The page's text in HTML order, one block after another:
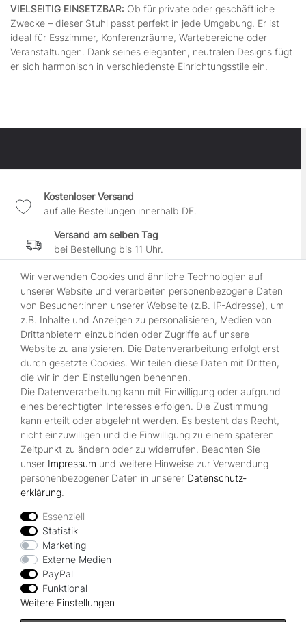
VIELSEITIG EINSETZBAR: Ob für private oder geschäftliche
Zwecke – dieser Stuhl passt perfekt in jede Umgebung. Er ist
ideal für Esszimmer, Konferenzräume, Wartebereiche oder
Veranstaltungen. Dank seines eleganten, neutralen Designs fügt
er sich harmonisch in verschiedenste Einrichtungsstile ein.
Kostenloser Versand
auf alle Bestellungen innerhalb DE.
Versand am selben Tag
bei Bestellung bis 11 Uhr.
30 Tage Widerrufsrecht
wenn es Dir nicht gefällt.
100% sichere Zahlung
durch SSL-gesicherte Kasse.
Shop
Kontakt
Über Uns
Zahlungsmöglichkeiten
Rechtliches
Widerrufsrecht
Impressum
Datenschutzerklärung
AGB
Vertrag widerrufen
Zahlungsarten
Wir verwenden Cookies und ähnliche Technologien auf
unserer Website und verarbeiten personenbezogene Daten
von Besucher:innen unserer Webseite (z.B. IP-Adresse), um
z.B. Inhalte und Anzeigen zu personalisieren, Medien von
Drittanbietern einzubinden oder Zugriffe auf unsere
Website zu analysieren. Die Datenverarbeitung erfolgt erst
durch gesetzte Cookies. Wir teilen diese Daten mit Dritten,
die wir in den Einstellungen benennen.
Die Datenverarbeitung kann mit Einwilligung oder aufgrund
eines berechtigten Interesses erfolgen. Die Zustimmung
kann erteilt oder abgelehnt werden. Es besteht das Recht,
nicht einzuwilligen und die Einwilligung zu einem späteren
Zeitpunkt zu ändern oder zu widerrufen. Beachten Sie
unser Impressum und weitere Hinweise zur Verwendung
personenbezogener Daten in unserer Daten­schutz­
erklärung.
Essenziell
Statistik
Marketing
Externe Medien
PayPal
Funktional
Weitere Einstellungen